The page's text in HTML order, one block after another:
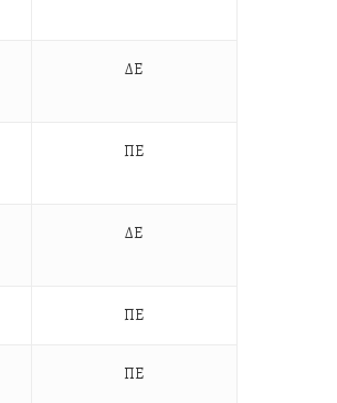
ΔΕ
ΠΕ
ΔΕ
ΠΕ
ΠΕ